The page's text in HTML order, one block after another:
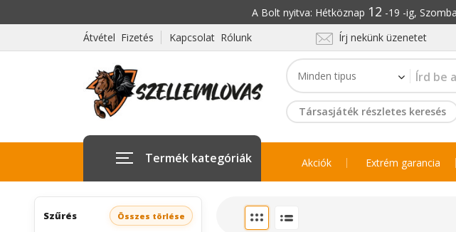
A Bolt nyitva: Hétköznap 12 -19 -ig,
Átvétel Fizetés
Kapcsolat Rólunk Írj nekünk üzenetet
Társasjáték részletes keresés
Termék kategóriák Akciók Extrém garancia
Szűrés Összes törlése